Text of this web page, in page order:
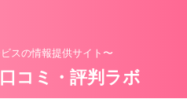
スの情報提供サイト〜
コミ・評判ラボ